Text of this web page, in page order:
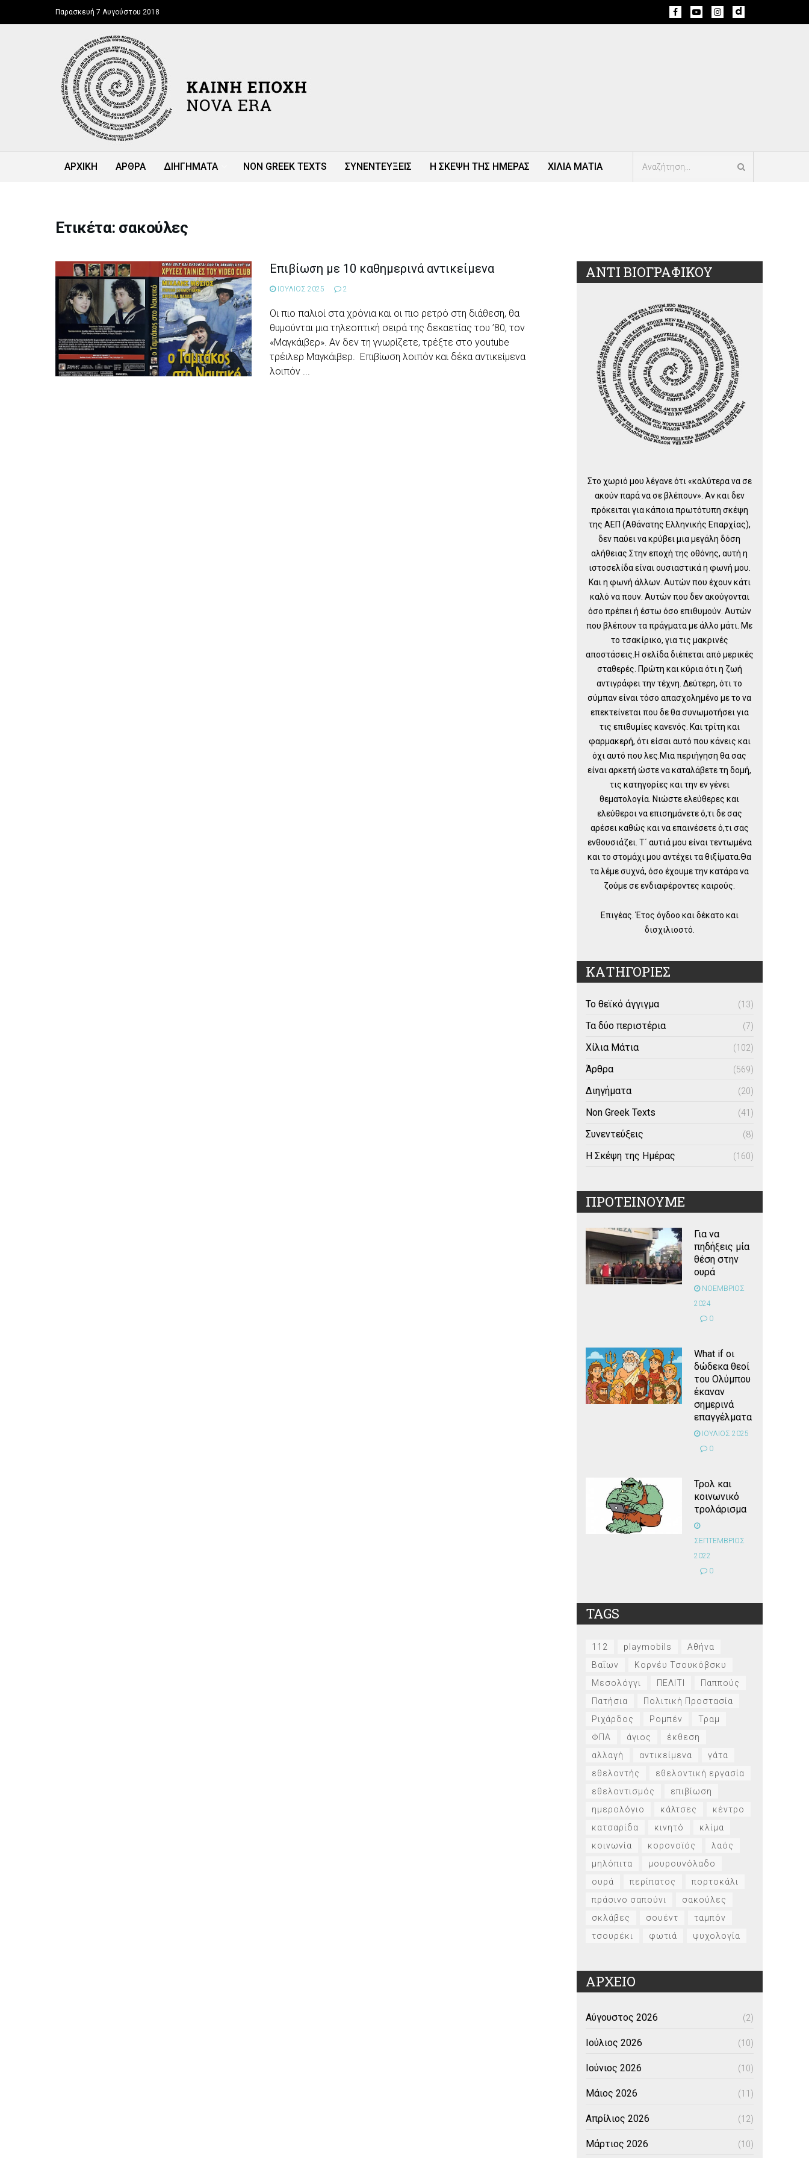
Παρασκευή 7 Αυγούστου 2018
ΑΡΧΙΚΗ ΑΡΘΡΑ ΔΙΗΓΗΜΑΤΑ NON GREEK TEXTS ΣΥΝΕΝΤΕΥΞΕΙΣ Η ΣΚΕΨΗ ΤΗΣ ΗΜΕΡΑΣ ΧΙΛΙΑ ΜΑΤΙΑ
Ετικέτα: σακούλες
Επιβίωση με 10 καθημερινά αντικείμενα
ΙΟΥΛΙΟΣ 2025 2
Οι πιο παλιοί στα χρόνια και οι πιο ρετρό στη διάθεση, θα
θυμούνται μια τηλεοπτική σειρά της δεκαετίας του ’80, τον
«Μαγκάιβερ». Αν δεν τη γνωρίζετε, τρέξτε στο youtube
τρέιλερ Μαγκάιβερ. Επιβίωση λοιπόν και δέκα αντικείμενα
λοιπόν ...
ΑΝΤΙ ΒΙΟΓΡΑΦΙΚΟΥ
Στο χωριό μου λέγανε ότι «καλύτερα να σε
ακούν παρά να σε βλέπουν». Αν και δεν
πρόκειται για κάποια πρωτότυπη σκέψη
της ΑΕΠ (Αθάνατης Ελληνικής Επαρχίας),
δεν παύει να κρύβει μια μεγάλη δόση
αλήθειας.Στην εποχή της οθόνης, αυτή η
ιστοσελίδα είναι ουσιαστικά η φωνή μου.
Και η φωνή άλλων. Αυτών που έχουν κάτι
καλό να πουν. Αυτών που δεν ακούγονται
όσο πρέπει ή έστω όσο επιθυμούν. Αυτών
που βλέπουν τα πράγματα με άλλο μάτι. Με
το τσακίρικο, για τις μακρινές
αποστάσεις.Η σελίδα διέπεται από μερικές
σταθερές. Πρώτη και κύρια ότι η ζωή
αντιγράφει την τέχνη. Δεύτερη, ότι το
σύμπαν είναι τόσο απασχολημένο με το να
επεκτείνεται που δε θα συνωμοτήσει για
τις επιθυμίες κανενός. Και τρίτη και
φαρμακερή, ότι είσαι αυτό που κάνεις και
όχι αυτό που λες.Μια περιήγηση θα σας
είναι αρκετή ώστε να καταλάβετε τη δομή,
τις κατηγορίες και την εν γένει
θεματολογία. Νιώστε ελεύθερες και
ελεύθεροι να επισημάνετε ό,τι δε σας
αρέσει καθώς και να επαινέσετε ό,τι σας
ενθουσιάζει. Τ΄ αυτιά μου είναι τεντωμένα
και το στομάχι μου αντέχει τα θιξίματα.Θα
τα λέμε συχνά, όσο έχουμε την κατάρα να
ζούμε σε ενδιαφέροντες καιρούς.
Επιγέας. Έτος όγδοο και δέκατο και
δισχιλιοστό.
ΚΑΤΗΓΟΡΙΕΣ
Το θεϊκό άγγιγμα (13)
Τα δύο περιστέρια (7)
Χίλια Μάτια (102)
Άρθρα (569)
Διηγήματα (20)
Non Greek Texts (41)
Συνεντεύξεις (8)
Η Σκέψη της Ημέρας (160)
ΠΡΟΤΕΙΝΟΥΜΕ
Για να
πηδήξεις μία
θέση στην
ουρά
ΝΟΕΜΒΡΙΟΣ
2024
0
What if οι
δώδεκα θεοί
του Ολύμπου
έκαναν
σημερινά
επαγγέλματα
ΙΟΥΛΙΟΣ 2025
0
Τρολ και
κοινωνικό
τρολάρισμα
ΣΕΠΤΕΜΒΡΙΟΣ
2022
0
TAGS
112 playmobils
Αθήνα
Βαΐων
Κορνέυ Τσουκόβσκυ
Μεσολόγγι
ΠΕΛΙΤΙ
Παππούς
Πατήσια
Πολιτική Προστασία
Ριχάρδος
Ρομπέν
Τραμ
ΦΠΑ
άγιος
έκθεση
αλλαγή
αντικείμενα
γάτα
εθελοντής
εθελοντική εργασία
εθελοντισμός
επιβίωση
ημερολόγιο
κάλτσες
κέντρο
κατσαρίδα
κινητό
κλίμα
κοινωνία
κορονοϊός
λαός
μηλόπιτα
μουρουνόλαδο
ουρά
περίπατος
πορτοκάλι
πράσινο σαπούνι
σακούλες
σκλάβες
σουέντ
ταμπόν
τσουρέκι
φωτιά ψυχολογία
ΑΡΧΕΙΟ
Αύγουστος 2026 (2)
Ιούλιος 2026 (10)
Ιούνιος 2026 (10)
Μάιος 2026 (11)
Απρίλιος 2026 (12)
Μάρτιος 2026 (10)